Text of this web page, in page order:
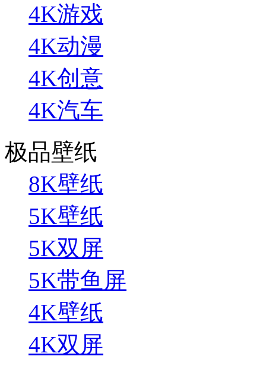
4K游戏
4K动漫
4K创意
4K汽车
极品壁纸
8K壁纸
5K壁纸
5K双屏
5K带鱼屏
4K壁纸
4K双屏